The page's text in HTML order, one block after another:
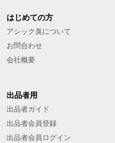
はじめての方
アシック臭について
お問合わせ
会社概要
出品者用
出品者ガイド
出品者会員登録
出品者会員ログイン